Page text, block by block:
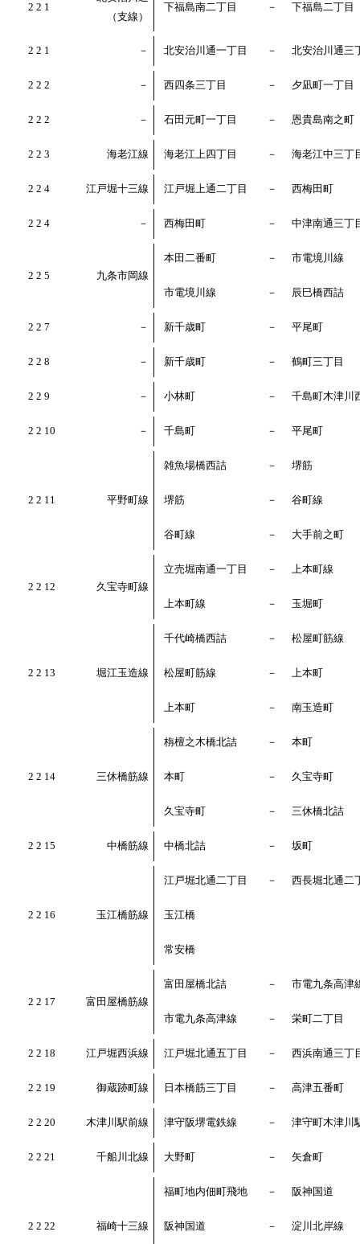
2 2 1
（支線）
下福島南二丁目 － 下福島二丁目
2 2 1 － 北安治川通一丁目 － 北安治川通三
2 2 2 － 西四条三丁目 － 夕凪町一丁目
2 2 2 － 石田元町一丁目 － 恩貴島南之町
2 2 3 海老江線 海老江上四丁目 － 海老江中三丁
2 2 4 江戸堀十三線 江戸堀上通二丁目 － 西梅田町
2 2 4 － 西梅田町 － 中津南通三丁
2 2 5 九条市岡線
本田二番町 － 市電境川線
市電境川線 － 辰巳橋西詰
2 2 7 － 新千歳町 － 平尾町
2 2 8 － 新千歳町 － 鶴町三丁目
2 2 9 － 小林町 － 千島町木津川
2 2 10 － 千島町 － 平尾町
2 2 11 平野町線
雑魚場橋西詰 － 堺筋
堺筋 － 谷町線
谷町線 － 大手前之町
2 2 12 久宝寺町線
立売堀南通一丁目 － 上本町線
上本町線 － 玉堀町
2 2 13 堀江玉造線
千代崎橋西詰 － 松屋町筋線
松屋町筋線 － 上本町
上本町 － 南玉造町
2 2 14 三休橋筋線
栴檀之木橋北詰 － 本町
本町 － 久宝寺町
久宝寺町 － 三休橋北詰
2 2 15 中橋筋線 中橋北詰 － 坂町
2 2 16 玉江橋筋線
江戸堀北通二丁目 － 西長堀北通二
玉江橋
常安橋
2 2 17 富田屋橋筋線
富田屋橋北詰 － 市電九条高津
市電九条高津線 － 栄町二丁目
2 2 18 江戸堀西浜線 江戸堀北通五丁目 － 西浜南通三丁
2 2 19 御蔵跡町線 日本橋筋三丁目 － 高津五番町
2 2 20 木津川駅前線 津守阪堺電鉄線 － 津守町木津川
2 2 21 千船川北線 大野町 － 矢倉町
2 2 22 福崎十三線
福町地内佃町飛地 － 阪神国道
阪神国道 － 淀川北岸線